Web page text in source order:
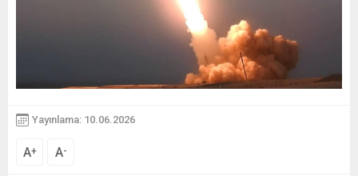
Yayınlama: 10.06.2026
A+ A-